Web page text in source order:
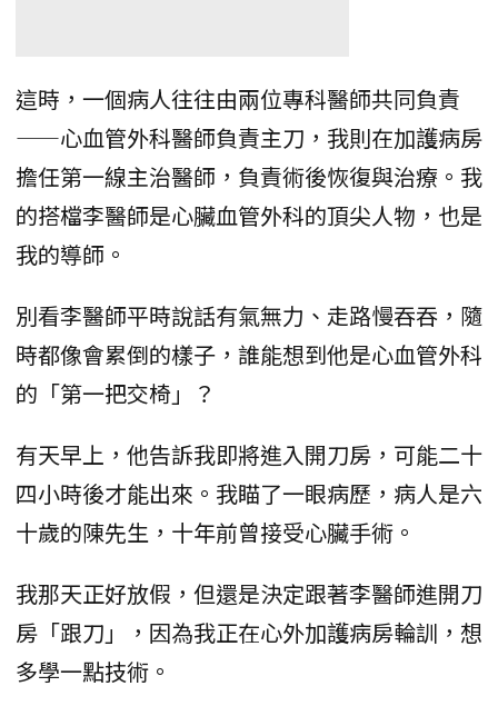
這時，一個病人往往由兩位專科醫師共同負責
——心血管外科醫師負責主刀，我則在加護病房
擔任第一線主治醫師，負責術後恢復與治療。我
的搭檔李醫師是心臟血管外科的頂尖人物，也是
我的導師。
別看李醫師平時說話有氣無力、走路慢吞吞，隨
時都像會累倒的樣子，誰能想到他是心血管外科
的「第一把交椅」？
有天早上，他告訴我即將進入開刀房，可能二十
四小時後才能出來。我瞄了一眼病歷，病人是六
十歲的陳先生，十年前曾接受心臟手術。
我那天正好放假，但還是決定跟著李醫師進開刀
房「跟刀」，因為我正在心外加護病房輪訓，想
多學一點技術。